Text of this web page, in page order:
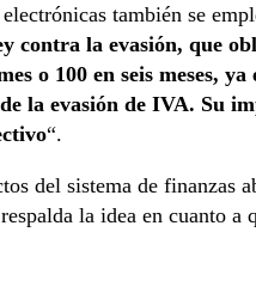
también se
contra la evasión, que
o 100 en seis meses,
la evasión de IVA. Su
“.
del sistema de finanzas
la idea en cuanto a